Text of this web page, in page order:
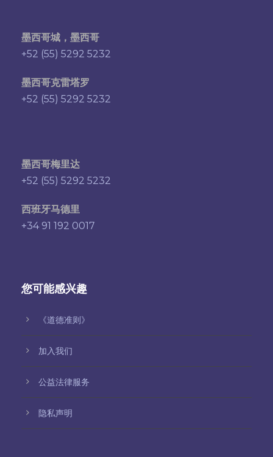
墨西哥城，墨西哥
+52 (55) 5292 5232
墨西哥克雷塔罗
+52 (55) 5292 5232
墨西哥梅里达
+52 (55) 5292 5232
西班牙马德里
+34 91 192 0017
您可能感兴趣
《道德准则》
加入我们
公益法律服务
隐私声明